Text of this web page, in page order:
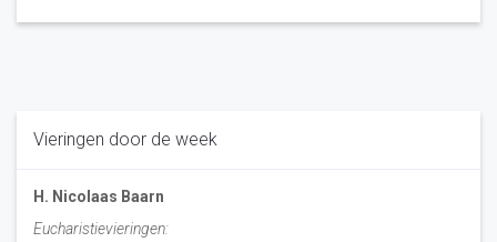
Vieringen door de week
H. Nicolaas Baarn
Eucharistievieringen: